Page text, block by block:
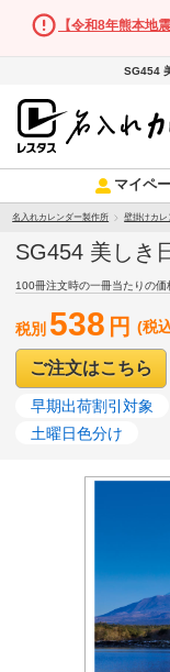
【令和8年熊本地
SG454
マイペ
名入れカレンダー製作所 壁掛けカレ
SG454 美しき
100冊注文時の一冊当たりの価
税別 538 円 (税
ご注文はこちら
早期出荷割引対象
土曜日色分け